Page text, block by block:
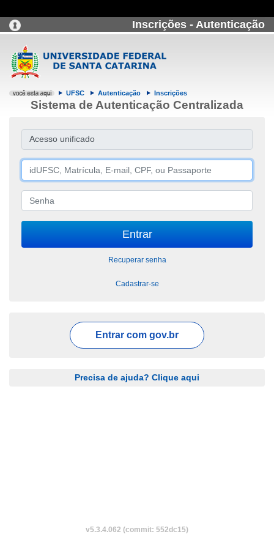
Inscrições - Autenticação
UFSC Autenticação Inscrições
Sistema de Autenticação Centralizada
Acesso unificado
Recuperar senha
Cadastrar-se
Entrar com gov.br
Precisa de ajuda? Clique aqui
v5.3.4.062 (commit: 552dc15)